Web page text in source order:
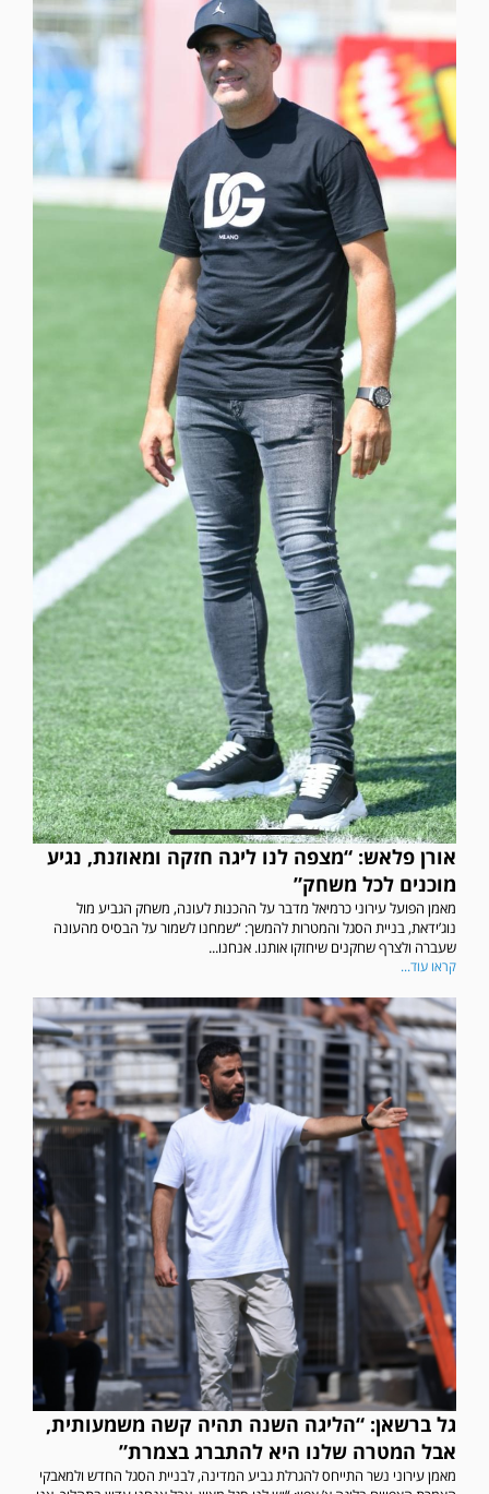
אורן פלאש: “מצפה לנו ליגה חזקה ומאוזנת, נגיע
מוכנים לכל משחק”
מאמן הפועל עירוני כרמיאל מדבר על ההכנות לעונה, משחק הגביע מול
נוג’ידאת, בניית הסגל והמטרות להמשך: “שמחנו לשמור על הבסיס מהעונה
שעברה ולצרף שחקנים שיחזקו אותנו. אנחנו...
קראו עוד...
גל ברשאן: “הליגה השנה תהיה קשה משמעותית,
אבל המטרה שלנו היא להתברג בצמרת”
מאמן עירוני נשר התייחס להגרלת גביע המדינה, לבניית הסגל החדש ולמאבקי